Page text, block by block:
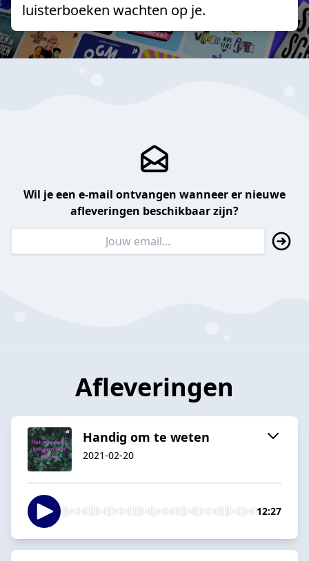
luisterboeken wachten op je.
Wil je een e-mail ontvangen wanneer er nieuwe
afleveringen beschikbaar zijn?
Afleveringen
Handig om te weten
2021-02-20
12:27